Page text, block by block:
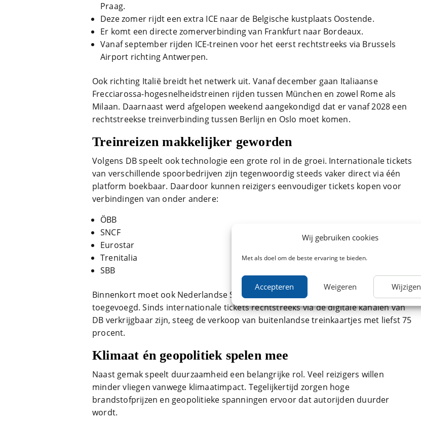
Wij gebruiken cookies
Met als doel om de beste ervaring te bieden.
Accepteren Weigeren Wijzigen
Praag.
Deze zomer rijdt een extra ICE naar de Belgische kustplaats Oostende.
Er komt een directe zomerverbinding van Frankfurt naar Bordeaux.
Vanaf september rijden ICE-treinen voor het eerst rechtstreeks via Brussels
Airport richting Antwerpen.
Ook richting Italië breidt het netwerk uit. Vanaf december gaan Italiaanse
Frecciarossa-hogesnelheidstreinen rijden tussen München en zowel Rome als
Milaan. Daarnaast werd afgelopen weekend aangekondigd dat er vanaf 2028 een
rechtstreekse treinverbinding tussen Berlijn en Oslo moet komen.
Treinreizen makkelijker geworden
Volgens DB speelt ook technologie een grote rol in de groei. Internationale tickets
van verschillende spoorbedrijven zijn tegenwoordig steeds vaker direct via één
platform boekbaar. Daardoor kunnen reizigers eenvoudiger tickets kopen voor
verbindingen van onder andere:
ÖBB
SNCF
Eurostar
Trenitalia
SBB
Binnenkort moet ook Nederlandse Spoorwegen volledig aan dat systeem worden
toegevoegd. Sinds internationale tickets rechtstreeks via de digitale kanalen van
DB verkrijgbaar zijn, steeg de verkoop van buitenlandse treinkaartjes met liefst 75
procent.
Klimaat én geopolitiek spelen mee
Naast gemak speelt duurzaamheid een belangrijke rol. Veel reizigers willen
minder vliegen vanwege klimaatimpact. Tegelijkertijd zorgen hoge
brandstofprijzen en geopolitieke spanningen ervoor dat autorijden duurder
wordt.